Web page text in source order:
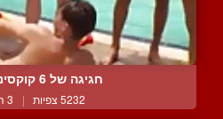
חגיגה של 6 קוקסינליות על...
5232 צפיות | 3 המלצות